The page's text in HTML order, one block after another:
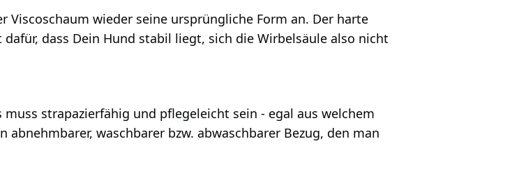
Viscoschaum wieder seine ursprüngliche Form an. Der harte
dass Dein Hund stabil liegt, sich die Wirbelsäule also nicht
strapazierfähig und pflegeleicht sein - egal aus welchem
waschbarer bzw. abwaschbarer Bezug, den man